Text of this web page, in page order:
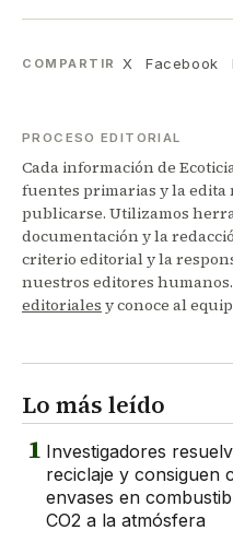
COMPARTIR X Facebook
PROCESO EDITORIAL
Cada información de
fuentes primarias y la edita
publicarse. Utilizamos
documentación y la
criterio editorial y la
nuestros editores
editoriales y conoce al
Lo más leído
1 Investigadores
reciclaje y consiguen
envases en
CO2 a la atmósfera